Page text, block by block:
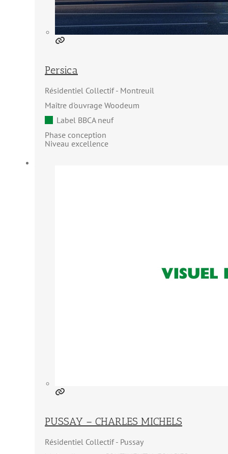
Persica
Résidentiel Collectif
Montreuil
Maître d'ouvrage Woodeum
Label BBCA neuf
Phase conception
Niveau excellence
PUSSAY – CHARLES MICHELS
Résidentiel Collectif
Pussay